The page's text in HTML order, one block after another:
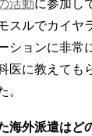
スルでカイヤ
ションに非常
医に教えても
海外派遣はど